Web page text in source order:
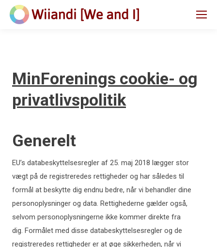
MinForenings cookie- og
privatlivspolitik
Generelt
EU’s databeskyttelsesregler af 25. maj 2018 lægger stor
vægt på de registreredes rettigheder og har således til
formål at beskytte dig endnu bedre, når vi behandler dine
personoplysninger og data. Rettighederne gælder også,
selvom personoplysningerne ikke kommer direkte fra
dig. Formålet med disse databeskyttelsesregler og de
registreredes rettigheder er at øge sikkerheden, når vi